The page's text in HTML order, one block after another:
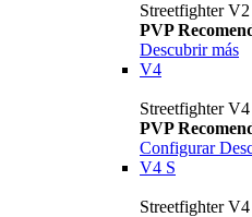
Streetfighter V2
PVP
Descubrir más
V4
Streetfighter V4
PVP
Configurar
V4 S
Streetfighter V4